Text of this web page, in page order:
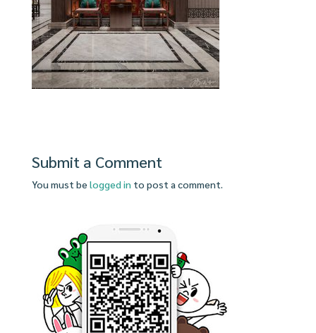
Submit a Comment
You must be logged in to post a comment.